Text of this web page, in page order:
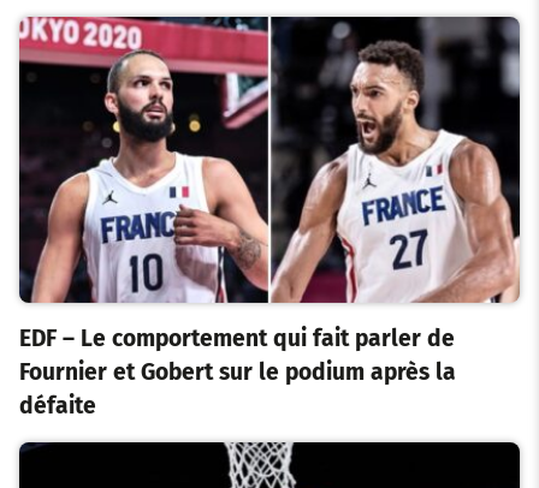
EDF – Le comportement qui fait parler de
Fournier et Gobert sur le podium après la
défaite